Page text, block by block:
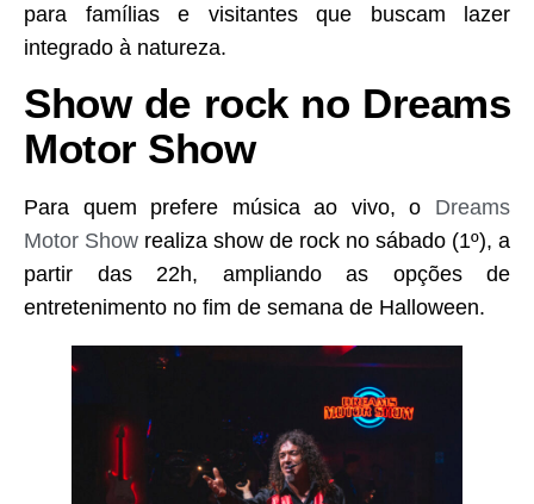
para famílias e visitantes que buscam lazer
integrado à natureza.
Show de rock no Dreams
Motor Show
Para quem prefere música ao vivo, o Dreams
Motor Show realiza show de rock no sábado (1º), a
partir das 22h, ampliando as opções de
entretenimento no fim de semana de Halloween.